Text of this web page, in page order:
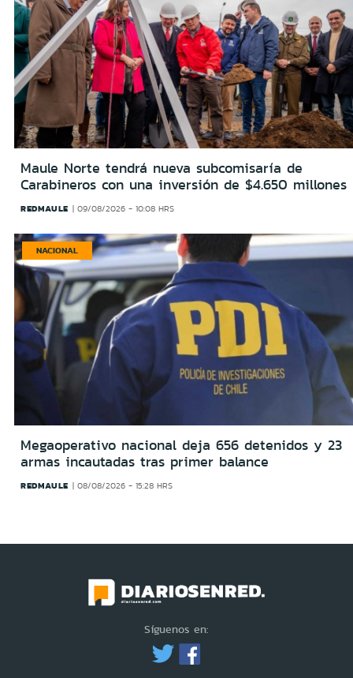
Maule Norte tendrá nueva subcomisaría de
Carabineros con una inversión de $4.650 millones
REDMAULE 09/08/2026 - 10:08 HRS
NACIONAL
Megaoperativo nacional deja 656 detenidos y 23
armas incautadas tras primer balance
REDMAULE 08/08/2026 - 15:28 HRS
Síguenos en: